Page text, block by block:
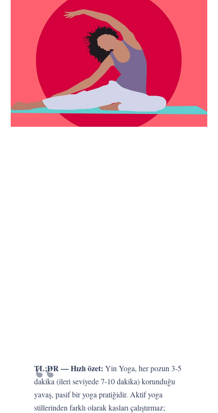
TL;DR — Hızlı özet: Yin Yoga, her pozun 3-5
dakika (ileri seviyede 7-10 dakika) korunduğu
yavaş, pasif bir yoga pratiğidir. Aktif yoga
stillerinden farklı olarak kasları çalıştırmaz;